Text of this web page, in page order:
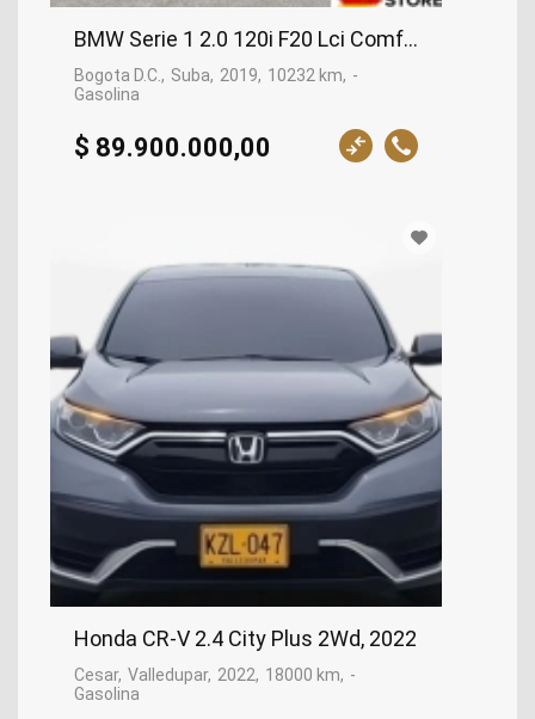
BMW Serie 1 2.0 120i F20 Lci Comfort 2019 |
Bogota D.C. Suba 2019 10232 km
-
Gasolina
$ 89.900.000,00
Honda CR-V 2.4 City Plus 2Wd, 2022
Cesar Valledupar 2022 18000 km
-
Gasolina